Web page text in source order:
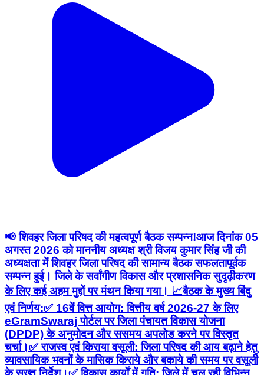
📢 शिवहर जिला परिषद की महत्वपूर्ण बैठक सम्पन्न! ​आज दिनांक 05
अगस्त 2026 को माननीय अध्यक्ष श्री विजय कुमार सिंह जी की
अध्यक्षता में शिवहर जिला परिषद की सामान्य बैठक सफलतापूर्वक
सम्पन्न हुई। जिले के सर्वांगीण विकास और प्रशासनिक सुदृढ़ीकरण
के लिए कई अहम मुद्दों पर मंथन किया गया। 📈 ​बैठक के मुख्य बिंदु
एवं निर्णय: ​✅ 16वें वित्त आयोग: वित्तीय वर्ष 2026-27 के लिए
eGramSwaraj पोर्टल पर जिला पंचायत विकास योजना
(DPDP) के अनुमोदन और ससमय अपलोड करने पर विस्तृत
चर्चा। ​✅ राजस्व एवं किराया वसूली: जिला परिषद की आय बढ़ाने हेतु
व्यावसायिक भवनों के मासिक किराये और बकाये की समय पर वसूली